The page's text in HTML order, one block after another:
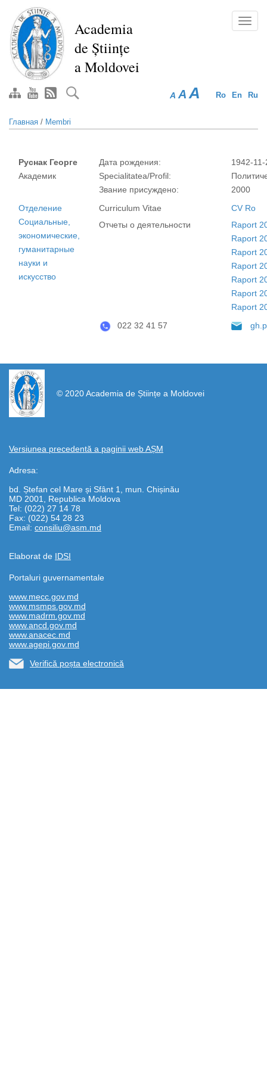
Перейти
основному
содержанию
Academia
de Științe
a Moldovei
Ro En Ru
A A A
Главная / Membri
Руснак Георге
Академик
Дата рождения:
Specialitatea/Profil:
Звание присуждено:
1942-11-
2000
Отделение
Социальные,
экономические,
гуманитарные
науки и
искусство
Curriculum Vitae
Отчеты о деятельности
CV Ro
Raport
Raport
Raport
Raport
Raport
Raport
Raport
022 32 41 57
© 2020 Academia de Științe a Moldovei
Versiunea precedentă a paginii web AȘM
Adresa:
bd. Ștefan cel Mare și Sfânt 1, mun. Chișinău
MD 2001, Republica Moldova
Tel: (022) 27 14 78
Fax: (022) 54 28 23
Email: consiliu@asm.md
Elaborat de IDSI
https://propletenie.ru/
Portaluri guvernamentale
www.mecc.gov.md
www.msmps.gov.md
www.madrm.gov.md
www.ancd.gov.md
www.anacec.md
www.agepi.gov.md
Verifică poșta electronică